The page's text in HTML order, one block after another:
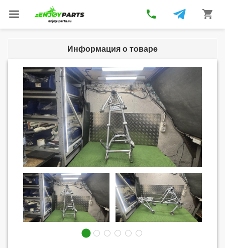
Toggle
navigation
phone shopping_cart
Информация о товаре